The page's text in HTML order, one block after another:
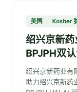
美国 Kosher
绍兴京新
BPJPH双
绍兴京新药业有
助力绍兴京新药